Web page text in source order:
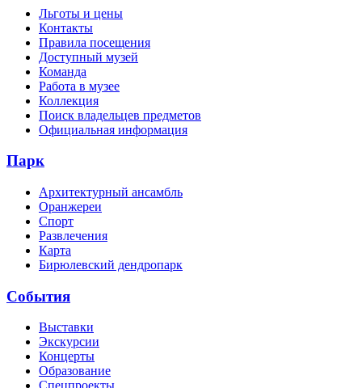
Льготы и цены
Контакты
Правила посещения
Доступный музей
Команда
Работа в музее
Коллекция
Поиск владельцев предметов
Официальная информация
Парк
Архитектурный ансамбль
Оранжереи
Спорт
Развлечения
Карта
Бирюлевский дендропарк
События
Выставки
Экскурсии
Концерты
Образование